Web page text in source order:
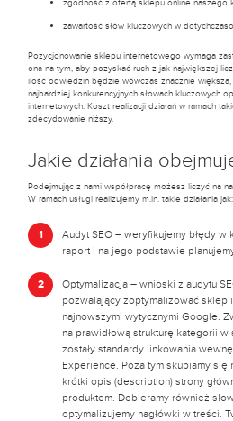
zgodność z ofertą sklepu online naszego
zawartość słów kluczowych w
Pozycjonowanie sklepu internetowego wymaga
ona na tym, aby pozyskać ruch z jak największej
ilość odwiedzin będzie wówczas znacznie
najbardziej konkurencyjnych słowach kluczowych
internetowych. Koszt realizacji działań w ramach
zdecydowanie niższy.
Jakie działania
Podejmując z nami współpracę możesz liczyć na
W ramach usługi realizujemy m.in. takie działania jak:
Audyt SEO – weryfikujemy błędy
raport i na jego podstawie
Optymalizacja – wnioski z audytu
pozwalający zoptymalizować sklep
najnowszymi wytycznymi Google.
na prawidłową strukturę kategorii
zostały standardy linkowania
Experience. Poza tym skupiamy się
krótki opis (description) strony
produktem. Dobieramy również
optymalizujemy nagłówki w treści.